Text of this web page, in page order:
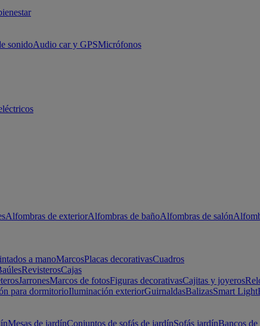
sonidoAudio car y GPSMicrófonos
Alfombras de exteriorAlfombras de bañoAlfombras de salón
a manoMarcosPlacas decorativasCuadros
RevisterosCajas
JarronesMarcos de fotosFiguras decorativasCajitas y joyeros
para dormitorioIluminación exteriorGuirnaldasBalizasSmart Light
Mesas de jardínConjuntos de sofás de jardínSofás jardínBancos de